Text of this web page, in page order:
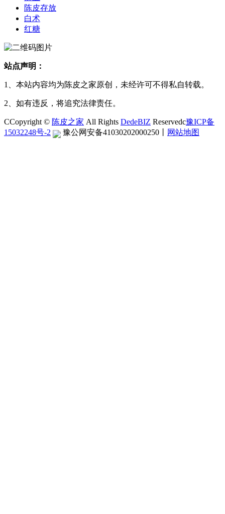
陈皮存放
白术
红糖
站点声明：
1、本站内容均为陈皮之家原创，未经许可不得私自转载。
2、如有违反，将追究法律责任。
CCopyright © 陈皮之家 All Rights DedeBIZ Reservedc豫ICP备
15032248号-2
豫公网安备41030202000250 网站地图